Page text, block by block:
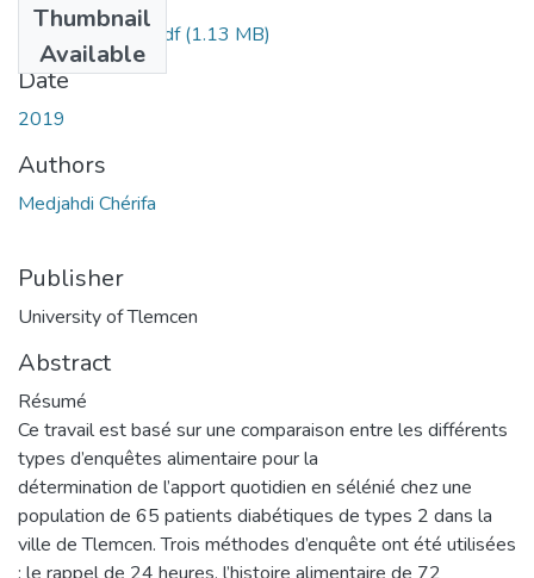
Thumbnail
Available
MEDJAHDI001.pdf(1.13 MB)
Date
2019
Authors
Medjahdi Chérifa
Publisher
University of Tlemcen
Abstract
Résumé
Ce travail est basé sur une comparaison entre les différents
types d’enquêtes alimentaire pour la
détermination de l’apport quotidien en sélénié chez une
population de 65 patients diabétiques de types 2 dans la
ville de Tlemcen. Trois méthodes d’enquête ont été utilisées